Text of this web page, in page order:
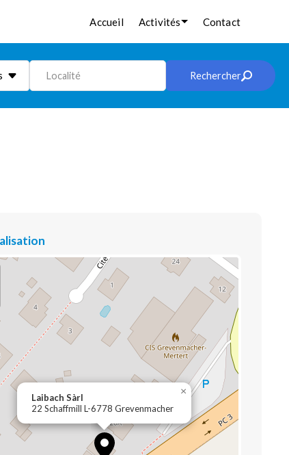
Accueil Activités Contact
Localité Rechercher
Laibach Sàrl
22 Schaffmill L-6778 Grevenmacher
×